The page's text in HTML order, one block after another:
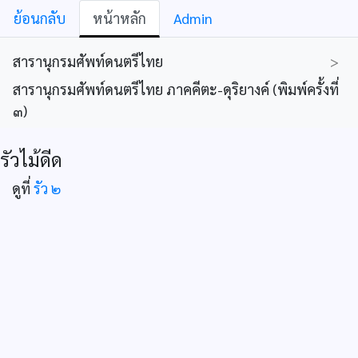
ย้อนกลับ หน้าหลัก Admin
สารานุกรมศัพท์ดนตรีไทย
>
สารานุกรมศัพท์ดนตรีไทย ภาคคีตะ-ดุริยางค์ (พิมพ์ครั้งที่
๓)
รัวไม้ดีด
ดูที่ รัว ๒